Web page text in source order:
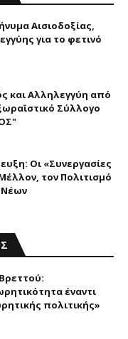
Aισιοδοξίας,
για το φετινό
και Aλληλεγγύη από
Σύλλογο
Οι «Συνεργασίες
τον Πολιτισμό
Νέων
έναντι
πολιτικής»